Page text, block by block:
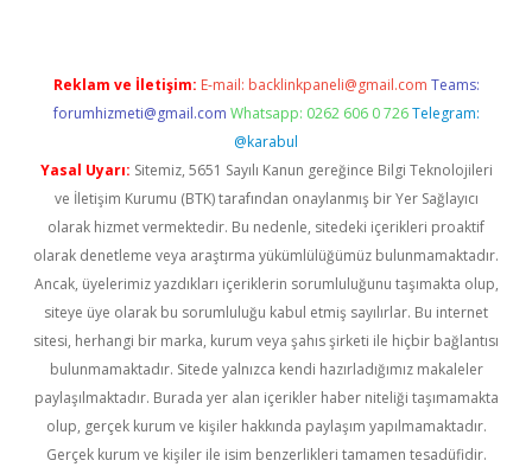
Reklam ve İletişim: E-mail: backlinkpaneli@gmail.com Teams:
forumhizmeti@gmail.com Whatsapp: 0262 606 0 726 Telegram:
@karabul
Yasal Uyarı: Sitemiz, 5651 Sayılı Kanun gereğince Bilgi Teknolojileri
ve İletişim Kurumu (BTK) tarafından onaylanmış bir Yer Sağlayıcı
olarak hizmet vermektedir. Bu nedenle, sitedeki içerikleri proaktif
olarak denetleme veya araştırma yükümlülüğümüz bulunmamaktadır.
Ancak, üyelerimiz yazdıkları içeriklerin sorumluluğunu taşımakta olup,
siteye üye olarak bu sorumluluğu kabul etmiş sayılırlar. Bu internet
sitesi, herhangi bir marka, kurum veya şahıs şirketi ile hiçbir bağlantısı
bulunmamaktadır. Sitede yalnızca kendi hazırladığımız makaleler
paylaşılmaktadır. Burada yer alan içerikler haber niteliği taşımamakta
olup, gerçek kurum ve kişiler hakkında paylaşım yapılmamaktadır.
Gerçek kurum ve kişiler ile isim benzerlikleri tamamen tesadüfidir.